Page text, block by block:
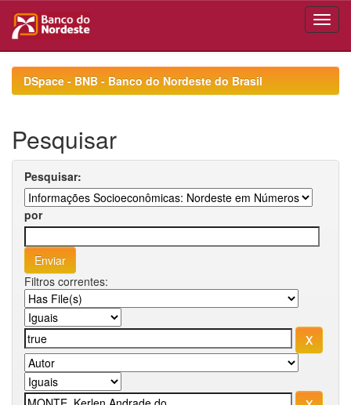
navigationDSpace - BNB - Banco do Nordeste do Brasil
Pesquisar
Pesquisar:
por
Filtros correntes: